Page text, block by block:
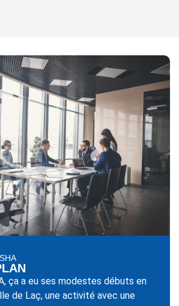
ça a eu ses modestes débuts en
de Laç, une activité avec une